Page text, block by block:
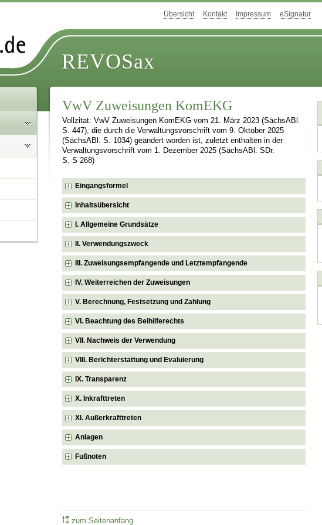
Übersicht Kontakt Impressum eSignatur
REVOSax
VwV Zuweisungen KomEKG
Vollzitat: VwV Zuweisungen KomEKG vom 21. März 2023 (SächsABl.
S. 447), die durch die Verwaltungsvorschrift vom 9. Oktober 2025
(SächsABl. S. 1034) geändert worden ist, zuletzt enthalten in der
Verwaltungsvorschrift vom 1. Dezember 2025 (SächsABl. SDr.
S. S 268)
Eingangsformel
Inhaltsübersicht
I. Allgemeine Grundsätze
II. Verwendungszweck
III. Zuweisungsempfangende und Letztempfangende
IV. Weiterreichen der Zuweisungen
V. Berechnung, Festsetzung und Zahlung
VI. Beachtung des Beihilferechts
VII. Nachweis der Verwendung
VIII. Berichterstattung und Evaluierung
IX. Transparenz
X. Inkrafttreten
XI. Außerkrafttreten
Anlagen
Fußnoten
zum Seitenanfang